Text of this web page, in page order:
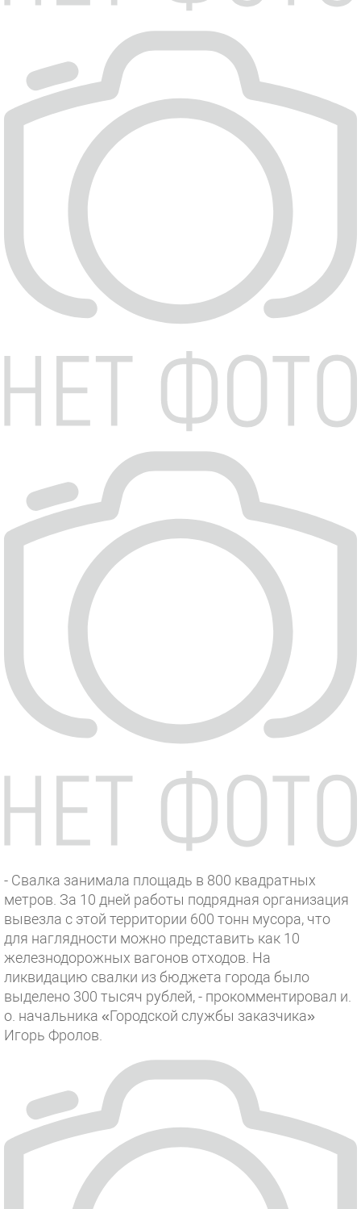
- Свалка занимала площадь в 800 квадратных
метров. За 10 дней работы подрядная организация
вывезла с этой территории 600 тонн мусора, что
для наглядности можно представить как 10
железнодорожных вагонов отходов. На
ликвидацию свалки из бюджета города было
выделено 300 тысяч рублей, - прокомментировал и.
о. начальника «Городской службы заказчика»
Игорь Фролов.